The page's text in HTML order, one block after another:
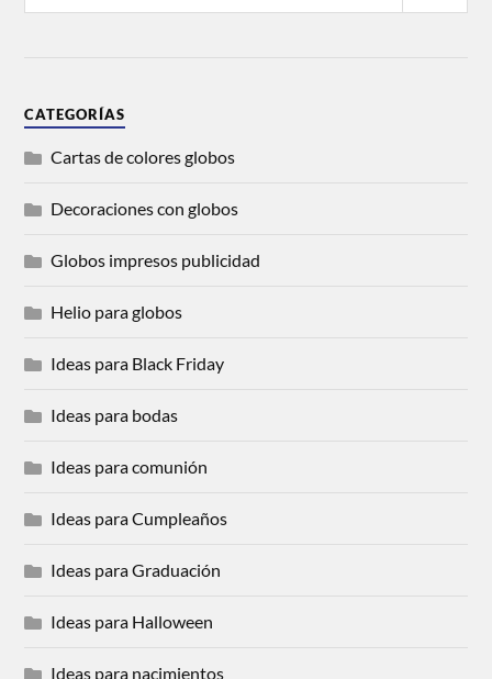
CATEGORÍAS
Cartas de colores globos
Decoraciones con globos
Globos impresos publicidad
Helio para globos
Ideas para Black Friday
Ideas para bodas
Ideas para comunión
Ideas para Cumpleaños
Ideas para Graduación
Ideas para Halloween
Ideas para nacimientos